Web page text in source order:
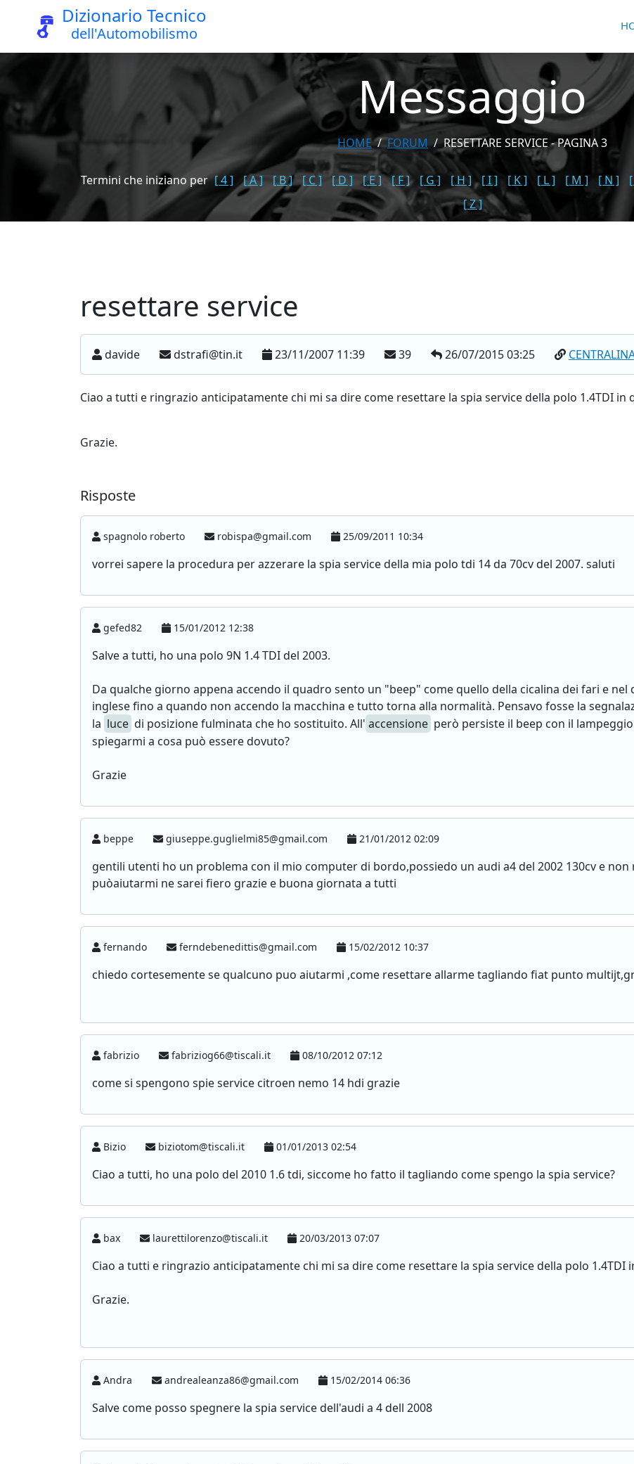
Dizionario Tecnico
dell'Automobilismo
Messaggio
HOME FORUM RESETTARE SERVICE - PAGINA 3
Termini che iniziano per [ 4 ] [ A ] [ B ] [ C ] [ D ] [ E ] [ F ] [ G ] [ H ] [ I ] [ K ] [ L ] [ M ] [ N ]
[ Z ]
resettare service
davide dstrafi@tin.it 23/11/2007 11:39 39 26/07/2015 03:25
Ciao a tutti e ringrazio anticipatamente chi mi sa dire come resettare la spia service della polo 1.4TDI
Grazie.
Risposte
spagnolo roberto robispa@gmail.com 25/09/2011 10:34
vorrei sapere la procedura per azzerare la spia service della mia polo tdi 14 da 70cv del 2007. saluti
gefed82 15/01/2012 12:38
Salve a tutti, ho una polo 9N 1.4 TDI del 2003.
Da qualche giorno appena accendo il quadro sento un "beep" come quello della cicalina dei fari e
inglese fino a quando non accendo la macchina e tutto torna alla normalità. Pensavo fosse la
la luce di posizione fulminata che ho sostituito. All' accensione però persiste il beep con il
spiegarmi a cosa può essere dovuto?
Grazie
beppe giuseppe.guglielmi85@gmail.com 21/01/2012 02:09
gentili utenti ho un problema con il mio computer di bordo,possiedo un audi a4 del 2002 130cv e
puòaiutarmi ne sarei fiero grazie e buona giornata a tutti
fernando ferndebenedittis@gmail.com 15/02/2012 10:37
chiedo cortesemente se qualcuno puo aiutarmi ,come resettare allarme tagliando fiat punto
fabrizio fabriziog66@tiscali.it 08/10/2012 07:12
come si spengono spie service citroen nemo 14 hdi grazie
Bizio biziotom@tiscali.it 01/01/2013 02:54
Ciao a tutti, ho una polo del 2010 1.6 tdi, siccome ho fatto il tagliando come spengo la spia service?
bax laurettilorenzo@tiscali.it 20/03/2013 07:07
Ciao a tutti e ringrazio anticipatamente chi mi sa dire come resettare la spia service della polo
Grazie.
Andra andrealeanza86@gmail.com 15/02/2014 06:36
Salve come posso spegnere la spia service dell'audi a 4 dell 2008